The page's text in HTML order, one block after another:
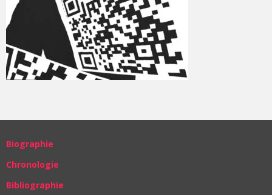
Biographie
Chronologie
Bibliographie